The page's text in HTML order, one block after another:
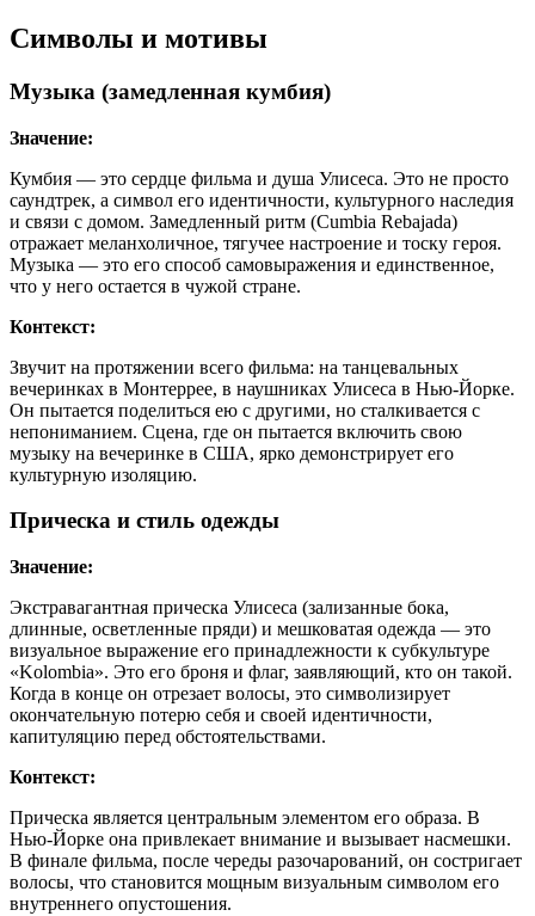
Символы и мотивы
Музыка (замедленная кумбия)
Значение:
Кумбия — это сердце фильма и душа Улисеса. Это не просто
саундтрек, а символ его идентичности, культурного наследия
и связи с домом. Замедленный ритм (Cumbia Rebajada)
отражает меланхоличное, тягучее настроение и тоску героя.
Музыка — это его способ самовыражения и единственное,
что у него остается в чужой стране.
Контекст:
Звучит на протяжении всего фильма: на танцевальных
вечеринках в Монтеррее, в наушниках Улисеса в Нью-Йорке.
Он пытается поделиться ею с другими, но сталкивается с
непониманием. Сцена, где он пытается включить свою
музыку на вечеринке в США, ярко демонстрирует его
культурную изоляцию.
Прическа и стиль одежды
Значение:
Экстравагантная прическа Улисеса (зализанные бока,
длинные, осветленные пряди) и мешковатая одежда — это
визуальное выражение его принадлежности к субкультуре
«Kolombia». Это его броня и флаг, заявляющий, кто он такой.
Когда в конце он отрезает волосы, это символизирует
окончательную потерю себя и своей идентичности,
капитуляцию перед обстоятельствами.
Контекст:
Прическа является центральным элементом его образа. В
Нью-Йорке она привлекает внимание и вызывает насмешки.
В финале фильма, после череды разочарований, он состригает
волосы, что становится мощным визуальным символом его
внутреннего опустошения.